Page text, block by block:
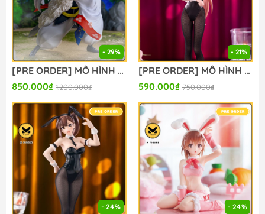
- 29%
[PRE ORDER] MÔ HÌNH Sengoku Otogizoushi: InuYasha - Sesshoumaru - Luminasta (Sega Fave) FIGURE CHÍNH HÃNG
850.000₫ 1.200.000₫
- 21%
[PRE ORDER] MÔ HÌNH Seitokai ni mo Ana wa Aru! - Michinoku Komaro - BiCute Bunnies (FuRyu) FIGURE CHÍNH HÃNG
590.000₫ 750.000₫
- 24% - 24%